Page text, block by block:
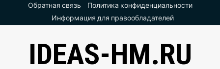
ПерейтиОбратная связь
Политика конфиденциальности
Информация для правообладателей
IDEAS-HM.RU